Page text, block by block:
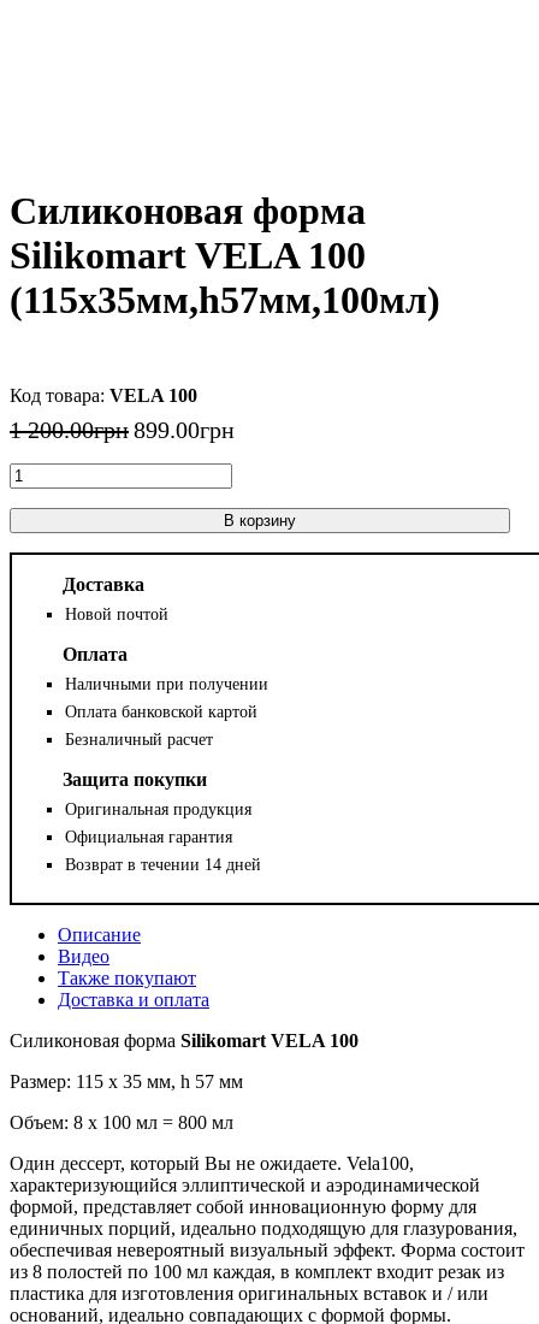
Силиконовая форма
Silikomart VELA 100
(115x35мм,h57мм,100мл)
VELA 100
1 200.00грн899.00грн
В корзину
Доставка
Новой почтой
Оплата
Наличными при получении
Оплата банковской картой
Безналичный расчет
Защита покупки
Оригинальная продукция
Официальная гарантия
Возврат в течении 14 дней
Описание
Видео
Также покупают
Доставка и оплата
Силиконовая форма Silikomart VELA 100
Размер: 115 x 35 мм, h 57 мм
Объем: 8 x 100 мл = 800 мл
Один дессерт, который Вы не ожидаете. Vela100,
характеризующийся эллиптической и аэродинамической
формой, представляет собой инновационную форму для
единичных порций, идеально подходящую для глазурования,
обеспечивая невероятный визуальный эффект. Форма состоит
из 8 полостей по 100 мл каждая, в комплект входит резак из
пластика для изготовления оригинальных вставок и / или
оснований, идеально совпадающих с формой формы.